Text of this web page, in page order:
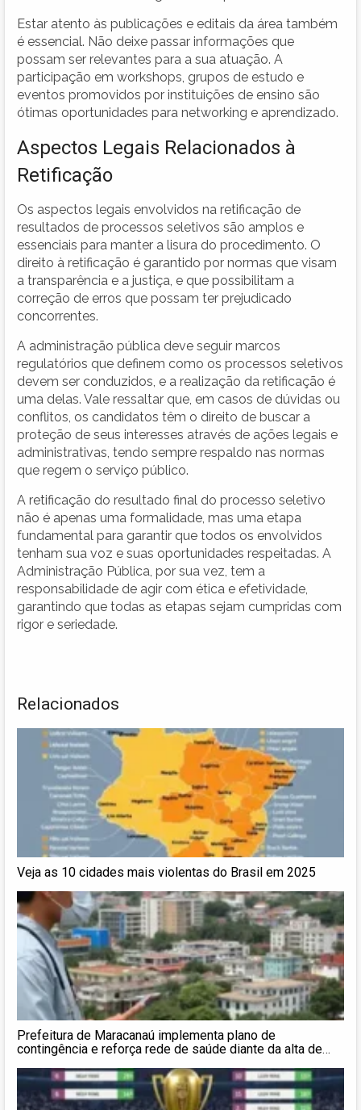
Estar atento às publicações e editais da área também
é essencial. Não deixe passar informações que
possam ser relevantes para a sua atuação. A
participação em workshops, grupos de estudo e
eventos promovidos por instituições de ensino são
ótimas oportunidades para networking e aprendizado.
Aspectos Legais Relacionados à
Retificação
Os aspectos legais envolvidos na retificação de
resultados de processos seletivos são amplos e
essenciais para manter a lisura do procedimento. O
direito à retificação é garantido por normas que visam
a transparência e a justiça, e que possibilitam a
correção de erros que possam ter prejudicado
concorrentes.
A administração pública deve seguir marcos
regulatórios que definem como os processos seletivos
devem ser conduzidos, e a realização da retificação é
uma delas. Vale ressaltar que, em casos de dúvidas ou
conflitos, os candidatos têm o direito de buscar a
proteção de seus interesses através de ações legais e
administrativas, tendo sempre respaldo nas normas
que regem o serviço público.
A retificação do resultado final do processo seletivo
não é apenas uma formalidade, mas uma etapa
fundamental para garantir que todos os envolvidos
tenham sua voz e suas oportunidades respeitadas. A
Administração Pública, por sua vez, tem a
responsabilidade de agir com ética e efetividade,
garantindo que todas as etapas sejam cumpridas com
rigor e seriedade.
Relacionados
Veja as 10 cidades mais violentas do Brasil em 2025
Prefeitura de Maracanaú implementa plano de
contingência e reforça rede de saúde diante da alta de